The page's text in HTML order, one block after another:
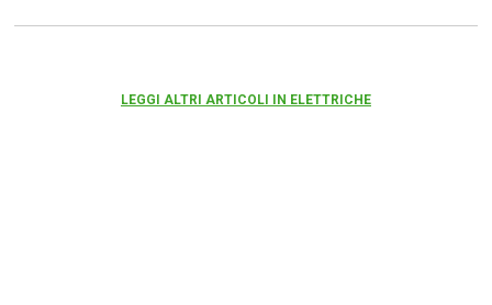
LEGGI ALTRI ARTICOLI IN ELETTRICHE